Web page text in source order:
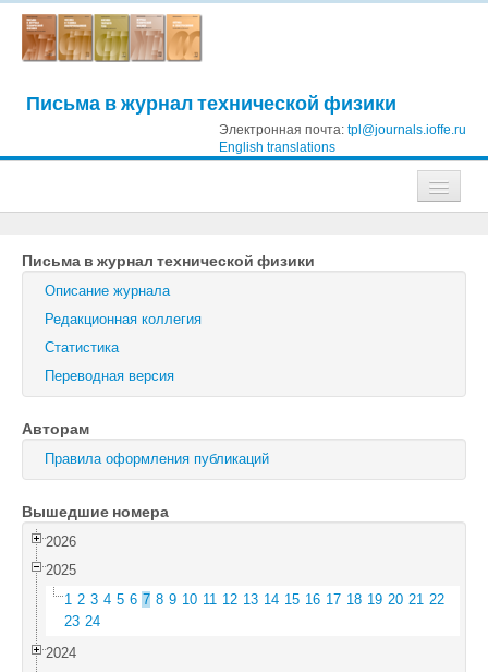
Письма в журнал технической физики
Электронная почта: tpl@journals.ioffe.ru
English translations
Журнал технической физики
Письма в Журнал технической физики
Физика твердого тела
Физика и техника полупроводников
Оптика и спектроскопия
Поиск
Войти
Письма в журнал технической физики
Описание журнала
Редакционная коллегия
Статистика
Переводная версия
Авторам
Правила оформления публикаций
Вышедшие номера
2026
2025
1 2 3 4 5 6 7 8 9 10 11 12 13 14 15 16 17 18 19 20 21 22
23 24
2024